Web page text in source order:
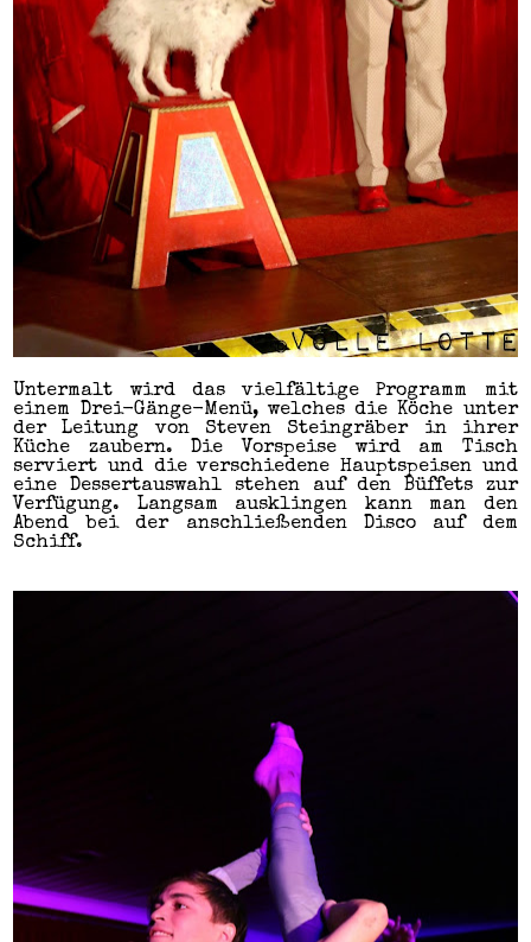
Untermalt wird das vielfältige Programm mit
einem Drei-Gänge-Menü, welches die Köche unter
der Leitung von Steven Steingräber in ihrer
Küche zaubern. Die Vorspeise wird am Tisch
serviert und die verschiedene Hauptspeisen und
eine Dessertauswahl stehen auf den Büffets zur
Verfügung. Langsam ausklingen kann man den
Abend bei der anschließenden Disco auf dem
Schiff.